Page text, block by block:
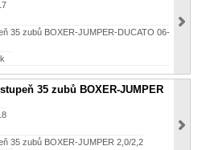
35 zubů BOXER-JUMPER-DUCATO 06-
35 zubů BOXER-JUMPER
35 zubů BOXER-JUMPER 2,0/2,2